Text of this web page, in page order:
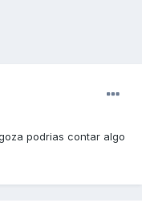
podrias contar algo